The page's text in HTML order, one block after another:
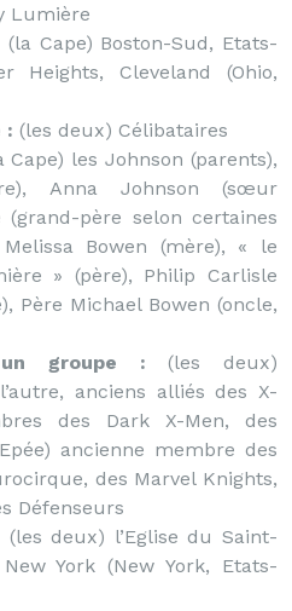
Lumière
(la Cape) Boston-Sud, Etats-
Heights, Cleveland (Ohio,
: (les deux) Célibataires
Cape) les Johnson (parents),
Anna Johnson (sœur
(grand-père selon certaines
Bowen (mère), « le
» (père), Philip Carlisle
Père Michael Bowen (oncle,
un groupe :(les deux)
anciens alliés des X-
des Dark X-Men, des
ancienne membre des
des Marvel Knights,
Défenseurs
(les deux) l’Eglise du Saint-
York (New York, Etats-